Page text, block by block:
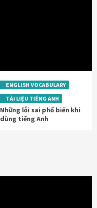
ENGLISH VOCABULARY
TÀI LIỆU TIẾNG ANH
Những lỗi sai phổ biến khi
dùng tiếng Anh